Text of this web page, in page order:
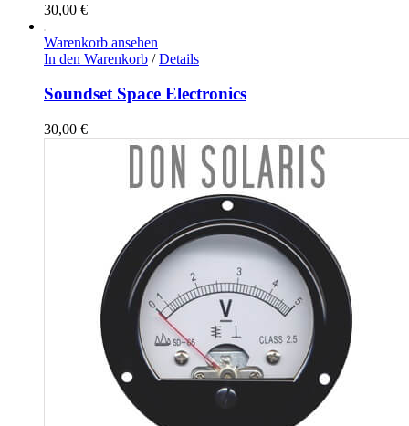
30,00 €
Warenkorb ansehen
In den Warenkorb / Details
Soundset Space Electronics
30,00 €